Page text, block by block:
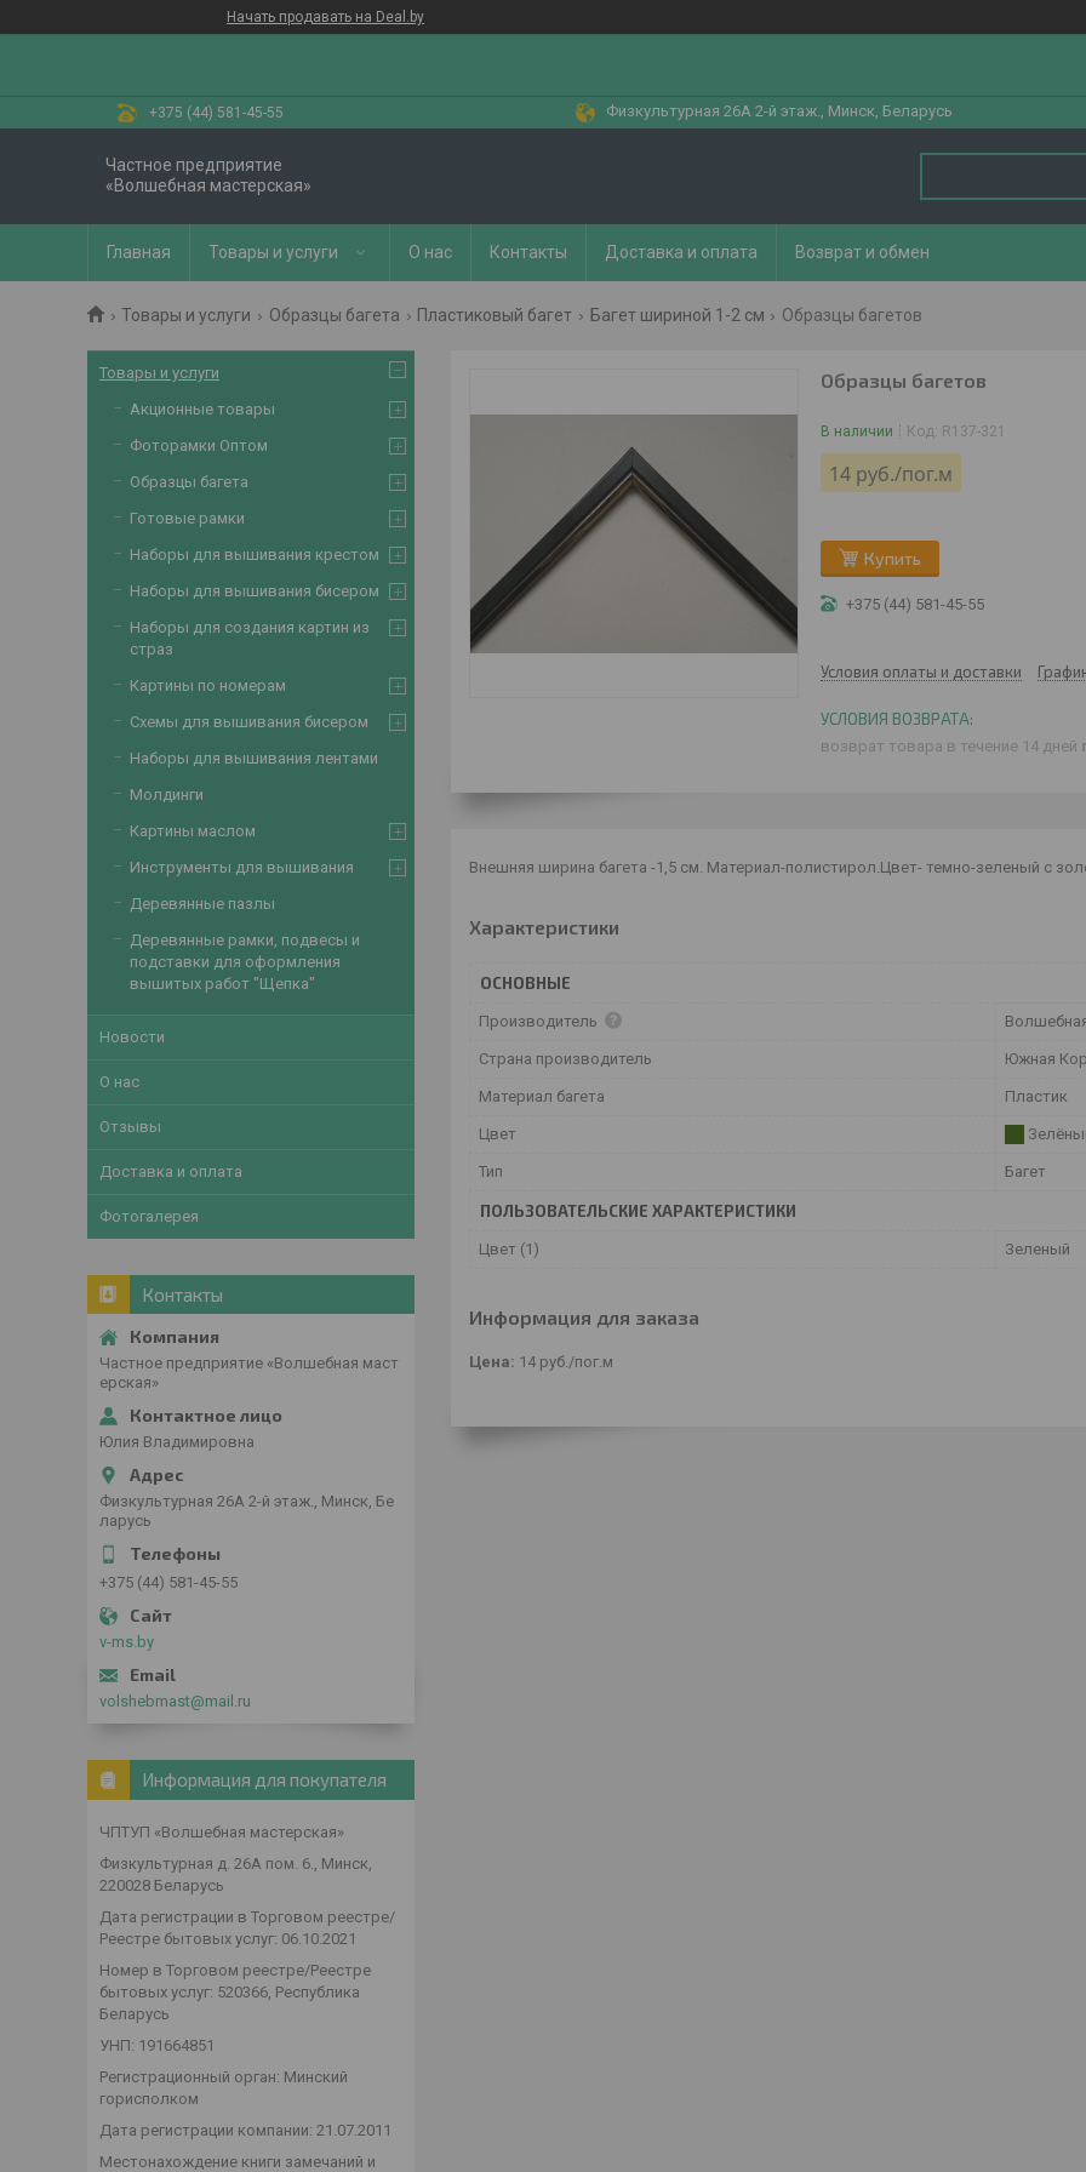
Начать продавать на Deal.by
+375 (44) 581-45-55 Физкультурная 26А 2-й этаж., Минск, Беларусь
Частное предприятие
«Волшебная мастерская»
Главная Товары и услуги О нас Контакты Доставка и оплата Возврат и обмен
Товары и услуги Образцы багета Пластиковый багет Багет шириной 1-2 см Образцы багетов
Образцы багетов
В наличии Код: R137-321
14 руб./пог.м
Купить
+375 (44) 581-45-55
Условия оплаты и доставки
возврат товара в течение 14 дней
Внешняя ширина багета -1,5 см. Материал-полистирол.Цвет- темно-зеленый с
Характеристики
ОСНОВНЫЕ
Производитель
Страна производитель Южная
Материал багета Пластик
Цвет
Тип Багет
ПОЛЬЗОВАТЕЛЬСКИЕ ХАРАКТЕРИСТИКИ
Цвет (1) Зеленый
Информация для заказа
Цена: 14 руб. /пог.м
Товары и услуги
Акционные товары
Фоторамки Оптом
Образцы багета
Готовые рамки
Наборы для вышивания крестом
Наборы для вышивания бисером
Наборы для создания картин из
страз
Картины по номерам
Схемы для вышивания бисером
Наборы для вышивания лентами
Молдинги
Картины маслом
Инструменты для вышивания
Деревянные пазлы
Деревянные рамки, подвесы и
подставки для оформления
вышитых работ "Щепка"
Новости
О нас
Отзывы
Доставка и оплата
Фотогалерея
Контакты
Частное предприятие «Волшебная маст
ерская»
Юлия Владимировна
Физкультурная 26А 2-й этаж., Минск, Бе
ларусь
+375 (44) 581-45-55
v-ms.by
volshebmast@mail.ru
Информация для покупателя
ЧПТУП «Волшебная мастерская»
Физкультурная д. 26А пом. 6., Минск,
220028 Беларусь
Дата регистрации в Торговом реестре/
Реестре бытовых услуг: 06.10.2021
Номер в Торговом реестре/Реестре
бытовых услуг: 520366, Республика
Беларусь
УНП: 191664851
Регистрационный орган: Минский
горисполком
Дата регистрации компании: 21.07.2011
Местонахождение книги замечаний и